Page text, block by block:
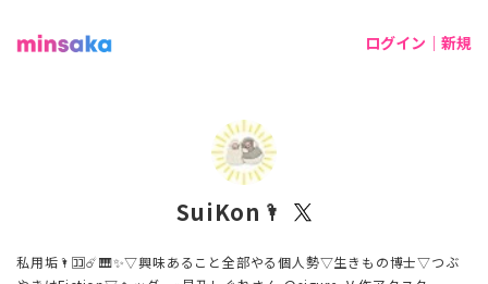
ログイン｜新規
SuiKon🌂
私用垢🌂🈁☄️🎹✨▽興味あること全部やる個人勢▽生きもの博士▽つぶ